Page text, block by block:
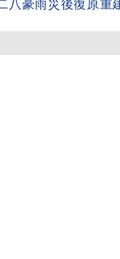
八豪雨災後復原重